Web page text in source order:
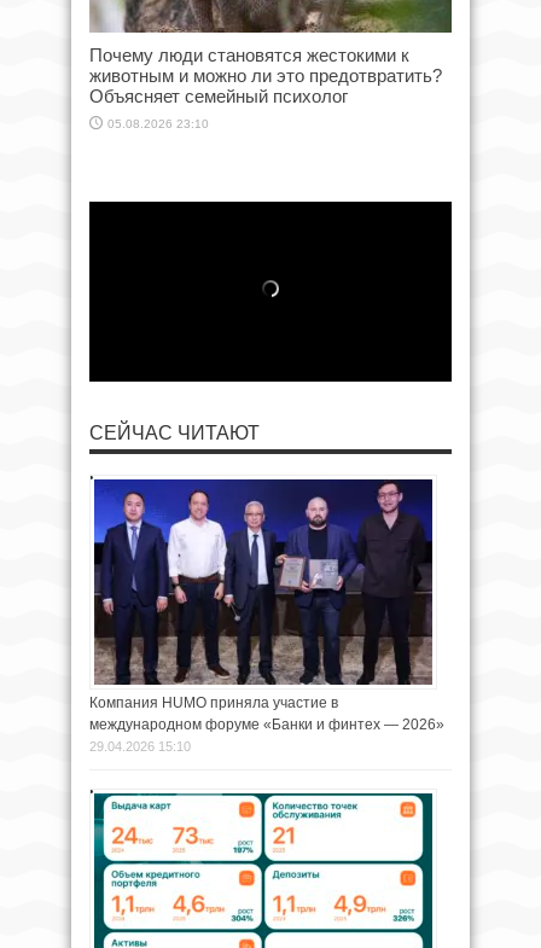
Почему люди становятся жестокими к
животным и можно ли это предотвратить?
Объясняет семейный психолог
05.08.2026 23:10
СЕЙЧАС ЧИТАЮТ
Компания HUMO приняла участие в
международном форуме «Банки и финтех — 2026»
29.04.2026 15:10